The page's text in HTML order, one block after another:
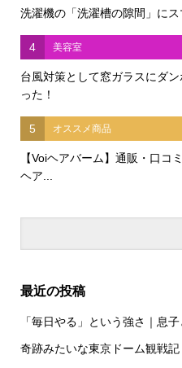
洗濯機の「洗濯槽の隙間」に
4 美容室
台風対策として窓ガラスにダ
った！
5 オススメ商品
【Voiヘアバーム】通販・口コ
ヘア...
最近の投稿
「毎日やる」という強さ｜息
奇跡みたいな東京ドーム観戦